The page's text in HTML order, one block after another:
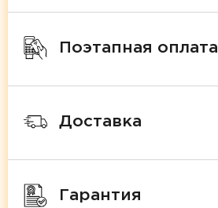
Поэтапная оплата
Доставка
Гарантия